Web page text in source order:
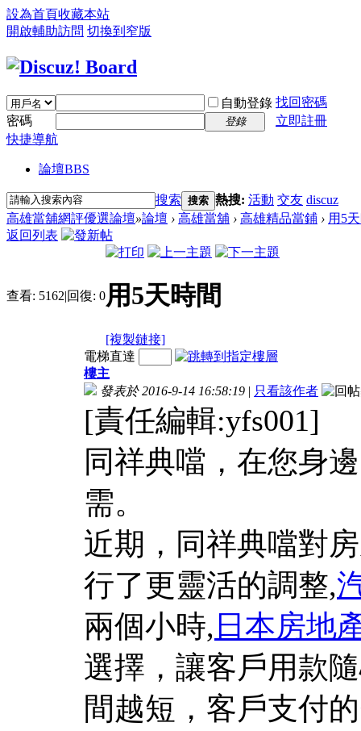
設為首頁收藏本站
開啟輔助訪問 切換到窄版
自動登錄 找回密碼
密碼
登錄
立即註冊
快捷導航
論壇BBS
搜索 搜索 熱搜: 活動 交友 discuz
高雄當舖網評優選論壇»論壇 › 高雄當舖 › 高雄精品當鋪 › 用5
返回列表
查看: 5162|回復: 0用5天時間
[複製鏈接]
電梯直達
樓主
發表於 2016-9-14 16:58:19 | 只看該作者
[責任編輯:yfs001]
同祥典噹，在您身
需。
近期，同祥典噹對
行了更靈活的調整,
兩個小時, 日本房地
選擇，讓客戶用款
間越短，客戶支付